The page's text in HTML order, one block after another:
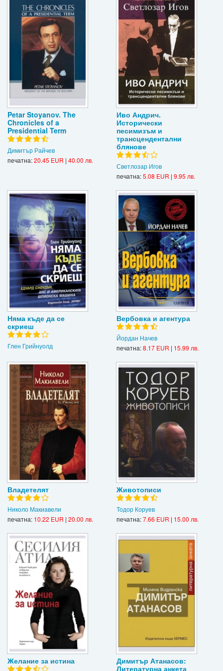
Petar Stoyanov. The
Chronicles of a
Presidential Term
Димитър Райчев
печатна:20.45 EUR | 40.00 лв.
Иво Андрич.
Исторически
песимизъм и
трансцендентални
блянове
Светлозар Игов
печатна:5.08 EUR | 9.95 лв.
Няма къде да се
скриеш
Глен Грийнуолд
Вербовка и агентура
Йордан Начев
печатна:8.17 EUR | 15.99 лв.
Владетелят
Николо Макиавели
печатна: 10.22 EUR | 20.00 лв.
Животописи
Тодор Коруев
печатна:7.66 EUR | 15.00 лв.
Желание за истина
Димитър Атанасов:
Литературна анкета